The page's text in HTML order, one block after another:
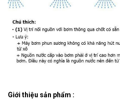
Giới thiệu sản phẩm :